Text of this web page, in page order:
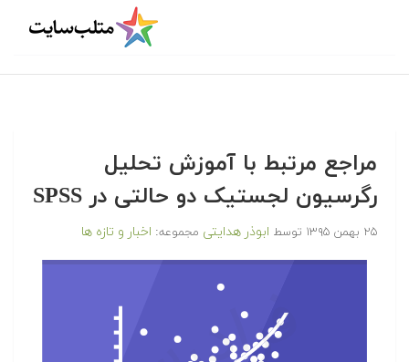
مراجع مرتبط با آموزش تحلیل
رگرسیون لجستیک دو حالتی در SPSS
۲۵ بهمن ۱۳۹۵ توسط ابوذر هدایتی مجموعه: اخبار و تازه ها